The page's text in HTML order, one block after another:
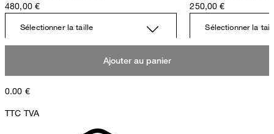
480,00 €
Sélectionner la taille
250,00 €
Sélectionner la
Ajouter au panier
0.00 €
TTC TVA